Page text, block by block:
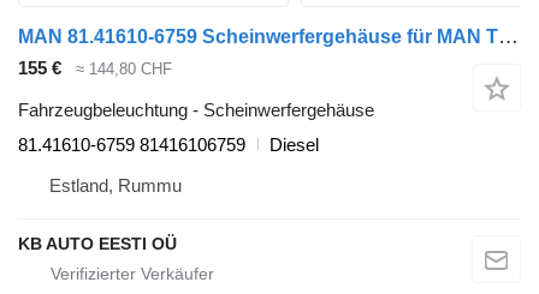
MAN 81.41610-6759 Scheinwerfergehäuse für MAN TGL, TGM, TGS, TGX (2005-2021) LKW
155 € ≈ 144,80 CHF
Fahrzeugbeleuchtung - Scheinwerfergehäuse
81.41610-6759 81416106759
Diesel
Estland, Rummu
KB AUTO EESTI OÜ